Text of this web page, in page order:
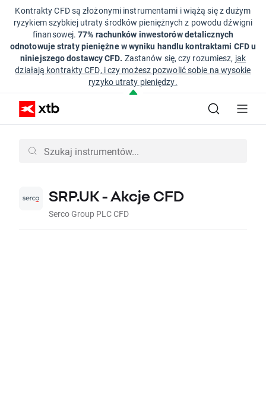
Kontrakty CFD są złożonymi instrumentami i wiążą się z dużym
ryzykiem szybkiej utraty środków pieniężnych z powodu dźwigni
finansowej.77% rachunków inwestorów detalicznych
odnotowuje straty pieniężne w wyniku handlu kontraktami CFD u
niniejszego dostawcy CFD. Zastanów się, czy rozumiesz, jak
działają kontrakty CFD, i czy możesz pozwolić sobie na wysokie
ryzyko utraty pieniędzy.
SRP.UK - Akcje CFD
Serco Group PLC CFD